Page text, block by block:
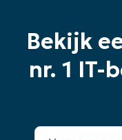
Bekijk
nr. 1 IT-
Voornaam
email*
Phone
number*